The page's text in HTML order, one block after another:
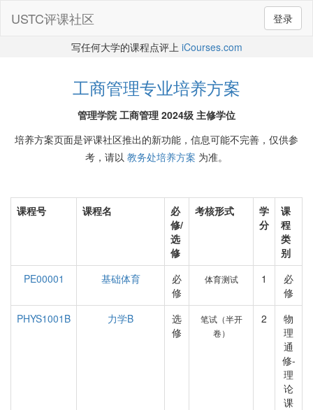
登录
USTC评课社区
写任何大学的课程点评上 iCourses.com
工商管理专业培养方案
管理学院 工商管理 2024级 主修学位
培养方案页面是评课社区推出的新功能，信息可能不完善，仅供参
考，请以 教务处培养方案 为准。
课程号 课程名
必
修/
选
修
考核形式
学
分
课
程
类
别
PE00001
基础体育
必
修
体育测试 1
必
修
PHYS1001B
力学B
选
修
笔试（半开
卷）
2
物
理
通
修-
理
论
课